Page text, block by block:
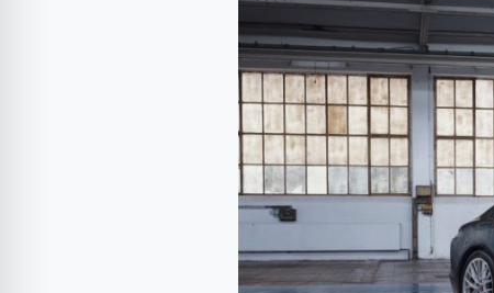
E-
Hybrid
are
700
CP